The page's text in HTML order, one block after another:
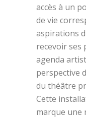
accès à un
de vie
aspirations
recevoir ses
agenda
perspective
du théâtre
Cette
marque une